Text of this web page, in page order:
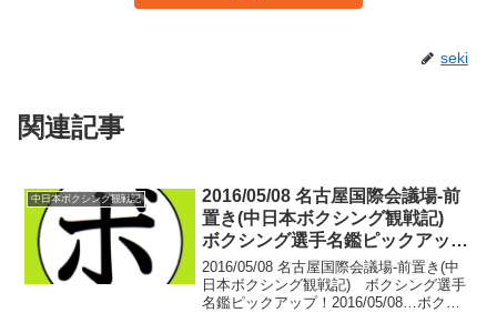
seki
関連記事
中日本ボクシング観戦記
2016/05/08 名古屋国際会議場-前
置き(中日本ボクシング観戦記)
ボクシング選手名鑑ピックアッ
プ！
2016/05/08 名古屋国際会議場-前置き(中
日本ボクシング観戦記) ボクシング選手
名鑑ピックアップ！2016/05/08…ボクシ